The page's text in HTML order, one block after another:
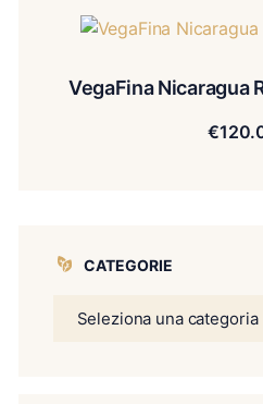
VegaFina Nicaragua
€
CATEGORIE